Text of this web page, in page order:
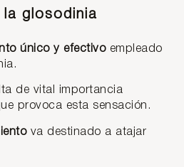
la glosodinia
único y efectivoempleado
de vital importancia
provoca esta sensación.
va destinado a atajar